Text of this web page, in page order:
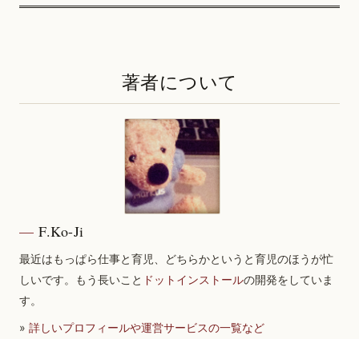
著者について
F.Ko-Ji
最近はもっぱら仕事と育児、どちらかというと育児のほうが忙
しいです。もう長いこと ドットインストールの開発をしていま
す。
» 詳しいプロフィールや運営サービスの一覧など